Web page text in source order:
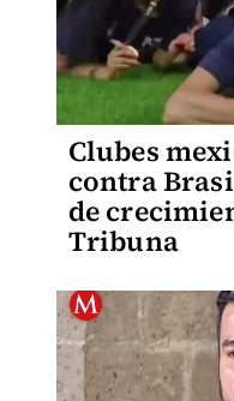
Clubes
contra
de
Tribuna